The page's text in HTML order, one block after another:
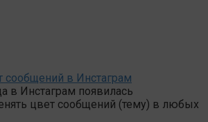
сообщений в Инстаграм
в Инстаграм появилась
цвет сообщений (тему) в любых